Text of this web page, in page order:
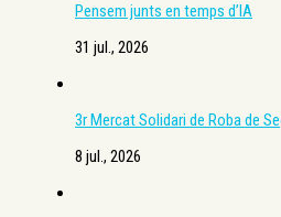
Pensem junts en temps d’IA
31 jul., 2026
3r Mercat Solidari de Roba de
8 jul., 2026